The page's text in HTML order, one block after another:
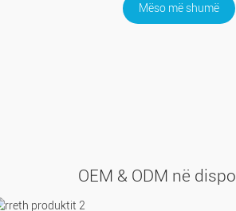
Mëso më shumë
OEM & ODM në